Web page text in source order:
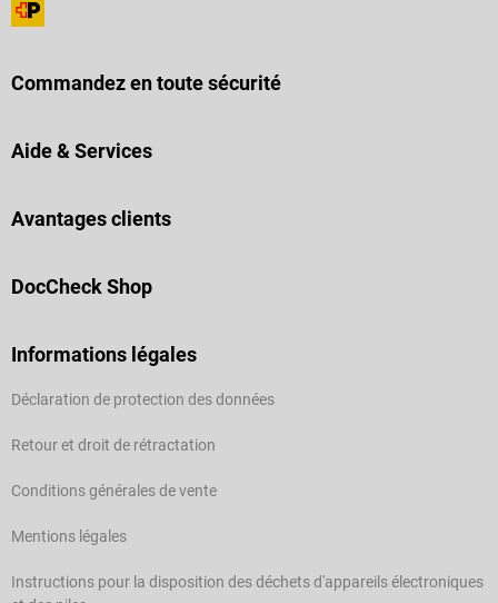
Commandez en toute sécurité
Aide & Services
Avantages clients
DocCheck Shop
Informations légales
Déclaration de protection des données
Retour et droit de rétractation
Conditions générales de vente
Mentions légales
Instructions pour la disposition des déchets d'appareils électroniques